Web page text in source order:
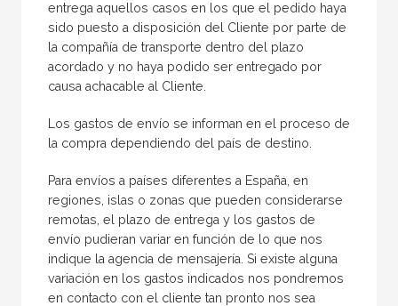
entrega aquellos casos en los que el pedido haya
sido puesto a disposición del Cliente por parte de
la compañía de transporte dentro del plazo
acordado y no haya podido ser entregado por
causa achacable al Cliente.
Los gastos de envío se informan en el proceso de
la compra dependiendo del país de destino.
Para envíos a países diferentes a España, en
regiones, islas o zonas que pueden considerarse
remotas, el plazo de entrega y los gastos de
envío pudieran variar en función de lo que nos
indique la agencia de mensajería. Si existe alguna
variación en los gastos indicados nos pondremos
en contacto con el cliente tan pronto nos sea